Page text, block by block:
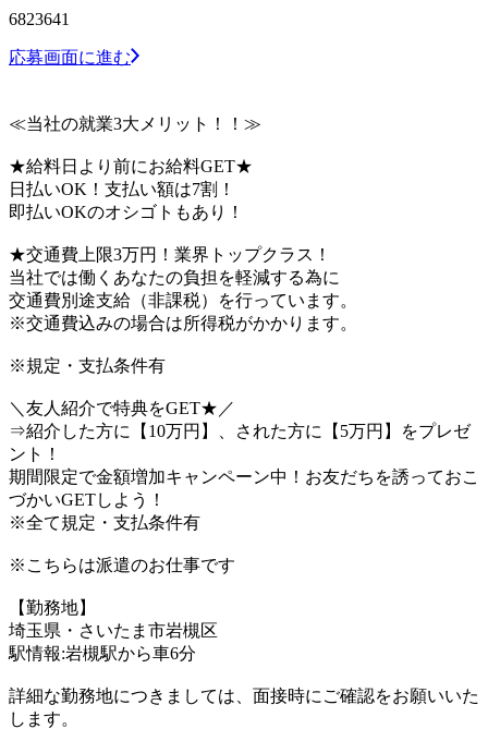
6823641
応募画面に進む
≪当社の就業3大メリット！！≫
★給料日より前にお給料GET★
日払いOK！支払い額は7割！
即払いOKのオシゴトもあり！
★交通費上限3万円！業界トップクラス！
当社では働くあなたの負担を軽減する為に
交通費別途支給（非課税）を行っています。
※交通費込みの場合は所得税がかかります。
※規定・支払条件有
＼友人紹介で特典をGET★／
⇒紹介した方に【10万円】、された方に【5万円】をプレゼ
ント！
期間限定で金額増加キャンペーン中！お友だちを誘っておこ
づかいGETしよう！
※全て規定・支払条件有
※こちらは派遣のお仕事です
【勤務地】
埼玉県・さいたま市岩槻区
駅情報:岩槻駅から車6分
詳細な勤務地につきましては、面接時にご確認をお願いいた
します。